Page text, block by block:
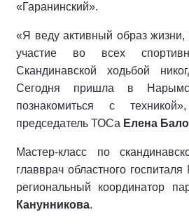
«Гаранинский».
«Я веду активный образ жизни,
участие во всех
Скандинавской ходьбой
Сегодня пришла в
познакомиться с
председатель ТОСа Елена
Мастер-класс по
главврач областного
региональный координатор
Канунникова.